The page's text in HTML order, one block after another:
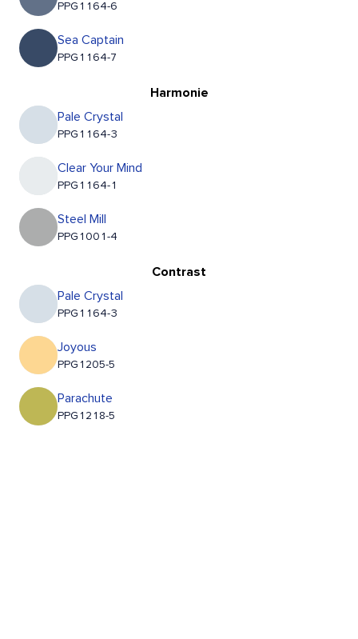
PPG1164-6
Sea Captain
PPG1164-7
Harmonie
Pale Crystal
PPG1164-3
Clear Your Mind
PPG1164-1
Steel Mill
PPG1001-4
Contrast
Pale Crystal
PPG1164-3
Joyous
PPG1205-5
Parachute
PPG1218-5